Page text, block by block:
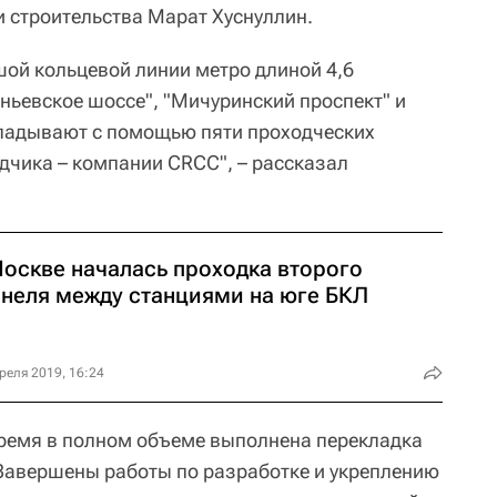
строительства Марат Хуснуллин.
кольцевой линии метро длиной 4,6
шоссе", "Мичуринский проспект" и
с помощью пяти проходческих
– компании CRCC", – рассказал
началась проходка второго
между станциями на юге БКЛ
2019, 16:24
в полном объеме выполнена перекладка
работы по разработке и укреплению